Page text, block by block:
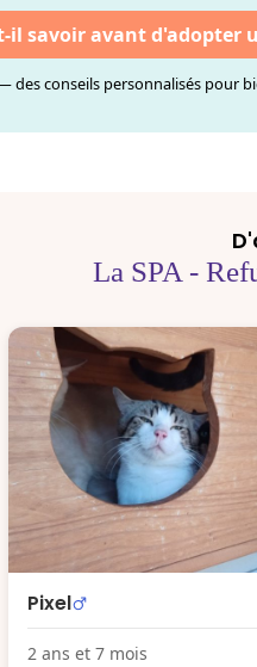
il savoir avant d'adopter
des conseils personnalisés pour
La SPA -
Pixel
2 ans et 7 mois